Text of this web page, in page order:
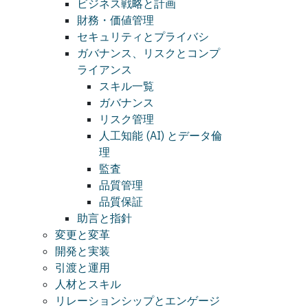
ビジネス戦略と計画
財務・価値管理
セキュリティとプライバシ
ガバナンス、リスクとコンプ
ライアンス
スキル一覧
ガバナンス
リスク管理
人工知能 (AI) とデータ倫
理
監査
品質管理
品質保証
助言と指針
変更と変革
開発と実装
引渡と運用
人材とスキル
リレーションシップとエンゲージ